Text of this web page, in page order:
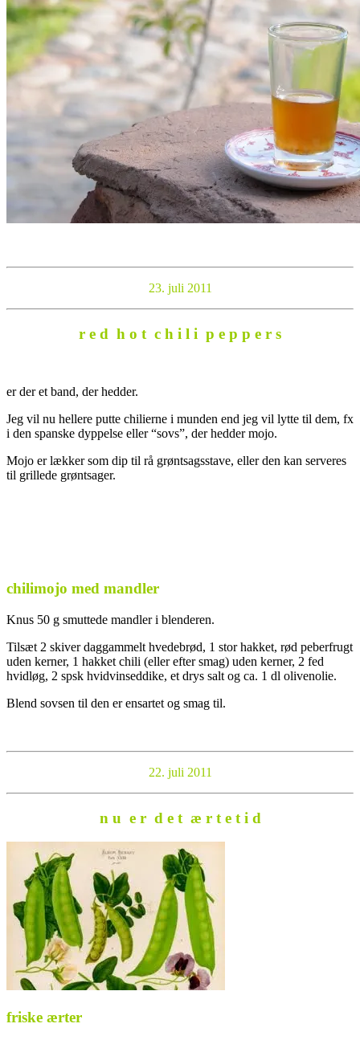
23. juli 2011
r e d h o t c h i l i p e p p e r s
er der et band, der hedder.
Jeg vil nu hellere putte chilierne i munden end jeg vil lytte til dem, fx
i den spanske dyppelse eller “sovs”, der hedder mojo.
Mojo er lækker som dip til rå grøntsagsstave, eller den kan serveres
til grillede grøntsager.
chilimojo med mandler
Knus 50 g smuttede mandler i blenderen.
Tilsæt 2 skiver daggammelt hvedebrød, 1 stor hakket, rød peberfrugt
uden kerner, 1 hakket chili (eller efter smag) uden kerner, 2 fed
hvidløg, 2 spsk hvidvinseddike, et drys salt og ca. 1 dl olivenolie.
Blend sovsen til den er ensartet og smag til.
22. juli 2011
n u e r d e t æ r t e t i d
friske ærter